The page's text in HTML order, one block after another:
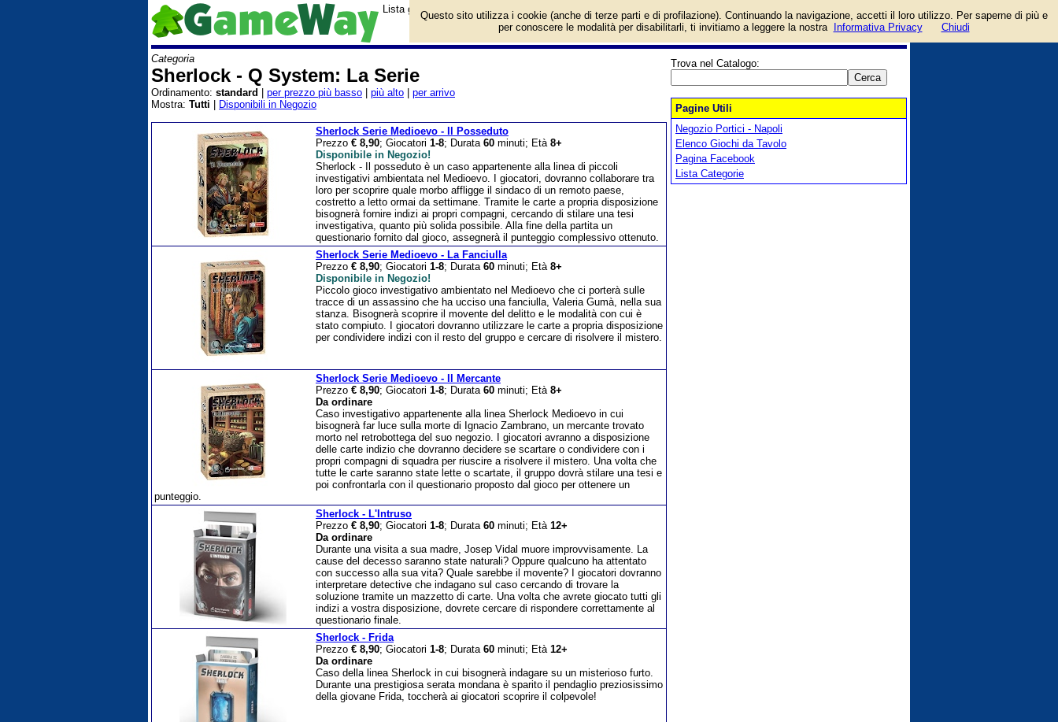
login/registrati
guida
Lista giochi da tavolo categoria Sherlock - Q System: La Serie.
Categoria
Sherlock - Q System: La Serie
Ordinamento: standard per prezzo più basso più alto
per arrivo
Mostra: Tutti Disponibili in Negozio
Sherlock Serie Medioevo - Il Posseduto
Prezzo € 8,90; Giocatori 1-8; Durata 60 minuti; Età 8+
Disponibile in Negozio!
Sherlock - Il posseduto è un caso appartenente alla linea di piccoli
investigativi ambientata nel Medioevo. I giocatori, dovranno collaborare tra
loro per scoprire quale morbo affligge il sindaco di un remoto paese,
costretto a letto ormai da settimane. Tramite le carte a propria disposizione
bisognerà fornire indizi ai propri compagni, cercando di stilare una tesi
investigativa, quanto più solida possibile. Alla fine della partita un
questionario fornito dal gioco, assegnerà il punteggio complessivo ottenuto.
Sherlock Serie Medioevo - La Fanciulla
Prezzo € 8,90; Giocatori 1-8; Durata 60 minuti; Età 8+
Disponibile in Negozio!
Piccolo gioco investigativo ambientato nel Medioevo che ci porterà sulle
tracce di un assassino che ha ucciso una fanciulla, Valeria Gumà, nella sua
stanza. Bisognerà scoprire il movente del delitto e le modalità con cui è
stato compiuto. I giocatori dovranno utilizzare le carte a propria disposizione
per condividere indizi con il resto del gruppo e cercare di risolvere il mistero.
Sherlock Serie Medioevo - Il Mercante
Prezzo € 8,90; Giocatori 1-8; Durata 60 minuti; Età 8+
Da ordinare
Caso investigativo appartenente alla linea Sherlock Medioevo in cui
bisognerà far luce sulla morte di Ignacio Zambrano, un mercante trovato
morto nel retrobottega del suo negozio. I giocatori avranno a disposizione
delle carte indizio che dovranno decidere se scartare o condividere con i
propri compagni di squadra per riuscire a risolvere il mistero. Una volta che
tutte le carte saranno state lette o scartate, il gruppo dovrà stilare una tesi e
poi confrontarla con il questionario proposto dal gioco per ottenere un
punteggio.
Sherlock - L'Intruso
Prezzo € 8,90; Giocatori 1-8; Durata 60 minuti; Età 12+
Da ordinare
Durante una visita a sua madre, Josep Vidal muore improvvisamente. La
cause del decesso saranno state naturali? Oppure qualcuno ha attentato
con successo alla sua vita? Quale sarebbe il movente? I giocatori dovranno
interpretare detective che indagano sul caso cercando di trovare la
soluzione tramite un mazzetto di carte. Una volta che avrete giocato tutti gli
indizi a vostra disposizione, dovrete cercare di rispondere correttamente al
questionario finale.
Sherlock - Frida
Prezzo € 8,90; Giocatori 1-8; Durata 60 minuti; Età 12+
Da ordinare
Caso della linea Sherlock in cui bisognerà indagare su un misterioso furto.
Durante una prestigiosa serata mondana è sparito il pendaglio preziosissimo
della giovane Frida, toccherà ai giocatori scoprire il colpevole!
Trova nel Catalogo:
Pagine Utili
Negozio Portici - Napoli
Elenco Giochi da Tavolo
Pagina Facebook
Lista Categorie
Questo sito utilizza i cookie (anche di terze parti e di profilazione). Continuando la navigazione, accetti il loro utilizzo. Per saperne di più e
per conoscere le modalità per disabilitarli, ti invitiamo a leggere la nostra
Informativa Privacy Chiudi